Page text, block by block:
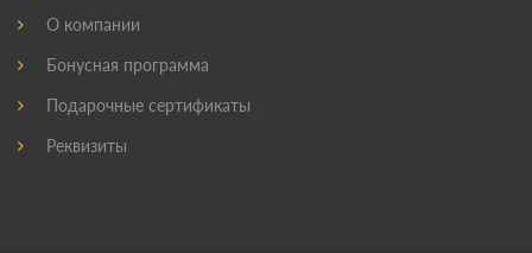
О компании
Бонусная программа
Подарочные сертификаты
Реквизиты